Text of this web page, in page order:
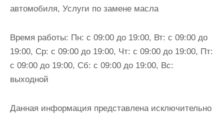
автомобиля, Услуги по замене масла
Время работы: Пн: с 09:00 до 19:00, Вт: с 09:00 до
19:00, Ср: с 09:00 до 19:00, Чт: с 09:00 до 19:00, Пт:
с 09:00 до 19:00, Сб: с 09:00 до 19:00, Вс:
выходной
Данная информация представлена исключительно